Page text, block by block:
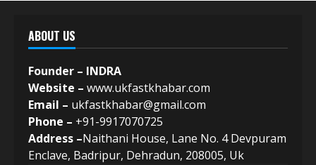
ABOUT US
Founder – INDRA
Website – www.ukfastkhabar.com
Email – ukfastkhabar@gmail.com
Phone – +91-9917070725
Address –Naithani House, Lane No. 4 Devpuram
Enclave, Badripur, Dehradun, 208005, Uk